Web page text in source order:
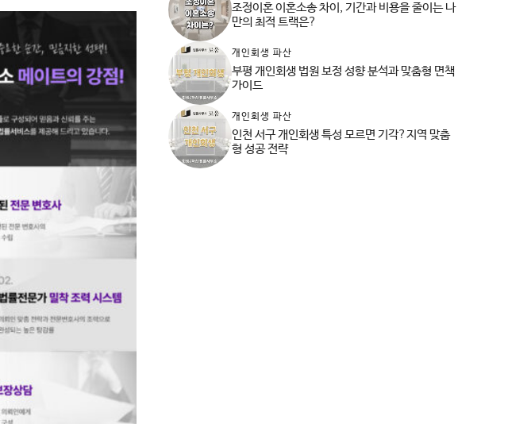
조정이혼 이혼소송 차이, 기간과 비용을 줄이는 나
만의 최적 트랙은?
개인회생 파산
부평 개인회생 법원 보정 성향 분석과 맞춤형 면책
가이드
개인회생 파산
인천 서구 개인회생 특성 모르면 기각?지역 맞춤
형 성공 전략